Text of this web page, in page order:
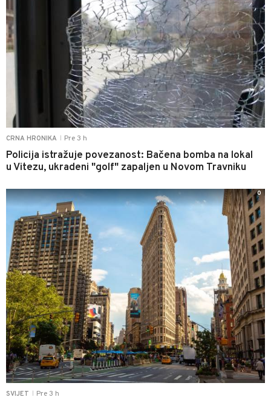
CRNA HRONIKA Pre 3 h
Policija istražuje povezanost: Bačena bomba na lokal
u Vitezu, ukradeni "golf" zapaljen u Novom Travniku
SVIJET Pre 3 h
0